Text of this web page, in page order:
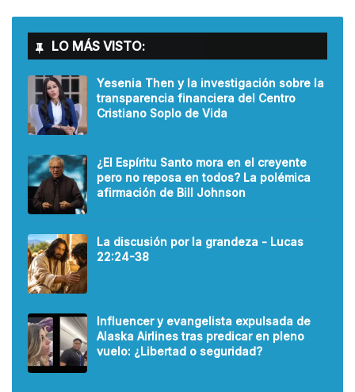
LO MÁS VISTO:
Yesenia Then y la investigación sobre la
transparencia financiera del Centro
Cristiano Soplo de Vida
¿El Espíritu Santo mora en el creyente
pero no reposa en todos? La polémica
afirmación de Bill Johnson
La discusión por la grandeza - Lucas
22:24-38
Influencer y evangelista expulsada de
Alaska Airlines tras predicar en pleno
vuelo: ¿Libertad o seguridad?